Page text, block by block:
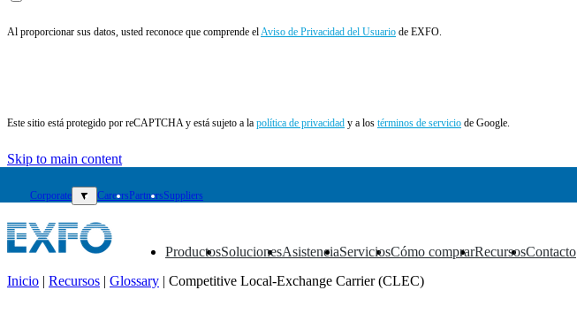
Al proporcionar sus datos, usted reconoce que comprende elAviso de Privacidad del Usuario de EXFO.
Este sitio está protegido por reCAPTCHA y está sujeto a la política de privacidad y a los términos de servicio de Google.
Skip to main content
Corporate ▼ CareersPartnersSuppliers
Productos
▼ Soluciones
▼ Asistencia
▼ Servicios
▼ Cómo comprar
▼ Recursos
▼ Contacto
▼
Inicio | Recursos | Glossary | Competitive Local-Exchange Carrier (CLEC)